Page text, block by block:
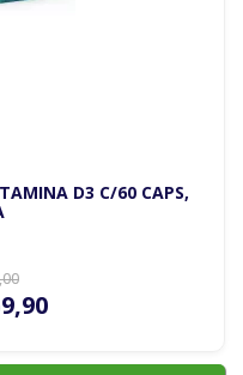
D3 C/60 CAPS,
,00
,90